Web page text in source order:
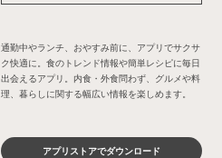
通勤中やランチ、おやすみ前に、アプリでサクサ
ク快適に。食のトレンド情報や簡単レシピに毎日
出会えるアプリ。内食・外食問わず、グルメや料
理、暮らしに関する幅広い情報を楽しめます。
アプリストアでダウンロード